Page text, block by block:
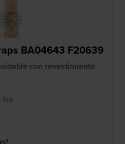
BA04643 F20639
con revestimiento
iva